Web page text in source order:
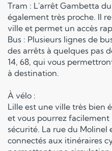
Tram : L'arrêt Gambetta
également très proche. Il
ville et permet un accès
Bus : Plusieurs lignes de
des arrêts à quelques pas
14, 68, qui vous
à destination.
À vélo :
Lille est une ville très bien
et vous pourrez
sécurité. La rue du Molinel
connectés aux itinéraires